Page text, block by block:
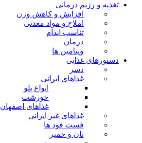
تغذیه و رژیم درمانی
افزایش و کاهش وزن
املاح و مواد معدنی
تناسب اندام
درمان
ویتامین ها
دستورهای غذایی
دسر
غذاهای ایرانی
انواع پلو
خورشت
غذاهای اصفهان
غذاهای غیر ایرانی
فست فود ها
نان و خمیر